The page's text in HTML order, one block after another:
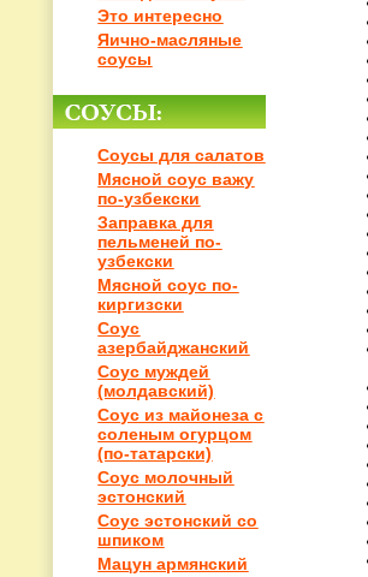
Это интересно
Яично-масляные
соусы
Соусы для салатов
Мясной соус важу
по-узбекски
Заправка для
пельменей по-
узбекски
Мясной соус по-
киргизски
Соус
азербайджанский
Соус муждей
(молдавский)
Соус из майонеза с
соленым огурцом
(по-татарски)
Соус молочный
эстонский
Соус эстонский со
шпиком
Мацун армянский